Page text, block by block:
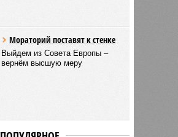
Мораторий поставят к стенке
Выйдем из Совета Европы –
вернём высшую меру